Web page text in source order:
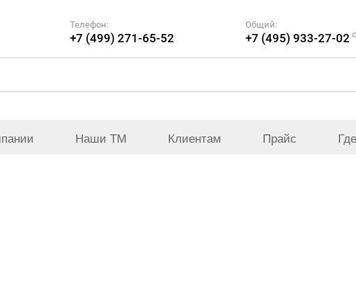
Телефон:
+7 (499) 271-65-52
Общий:
+7 (495) 933-27-02
Наши ТМ Клиентам Прайс